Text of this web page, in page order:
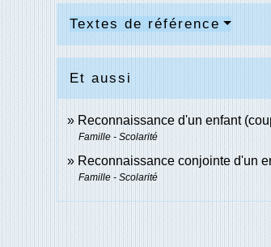
Textes de référence
Et aussi
Reconnaissance d'un enfant
Famille - Scolarité
Reconnaissance conjointe d'un
Famille - Scolarité